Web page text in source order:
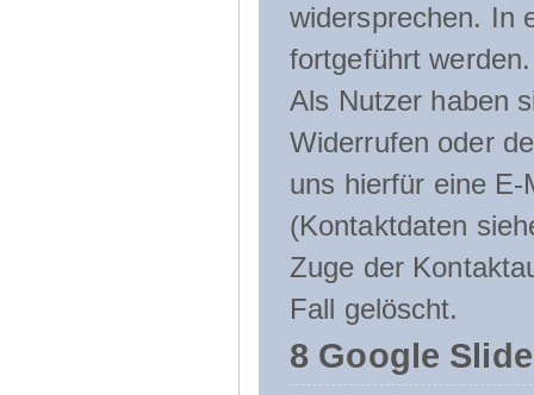
widersprechen. In
fortgeführt werden.
Als Nutzer haben
Widerrufen oder
uns hierfür eine
(Kontaktdaten
Zuge der
Fall gelöscht.
8 Google